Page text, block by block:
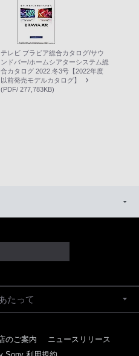
テレビ ブラビア総合カタログ/サウ
ンドバー/ホームシアターシステム総
合カタログ 2022.冬3号【2022年度
以前発売モデルカタログ】
(PDF/ 277,783KB)
たって
のご案内
ニュースリリース